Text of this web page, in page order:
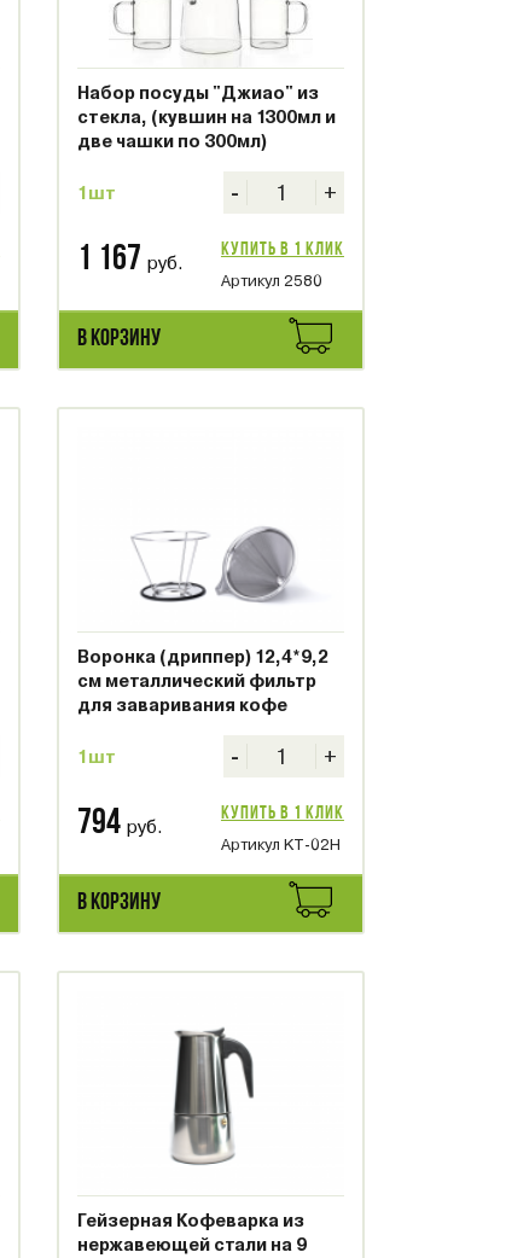
Набор посуды "Джиао" из
стекла, (кувшин на 1300мл и
две чашки по 300мл)
1шт - +
1 167 руб.
Купить в 1 клик
Артикул 2580
В КОРЗИНУ
Воронка (дриппер) 12,4*9,2
см металлический фильтр
для заваривания кофе
1шт - +
794 руб.
Купить в 1 клик
Артикул KT-02H
В КОРЗИНУ
Гейзерная Кофеварка из
нержавеющей стали на 9